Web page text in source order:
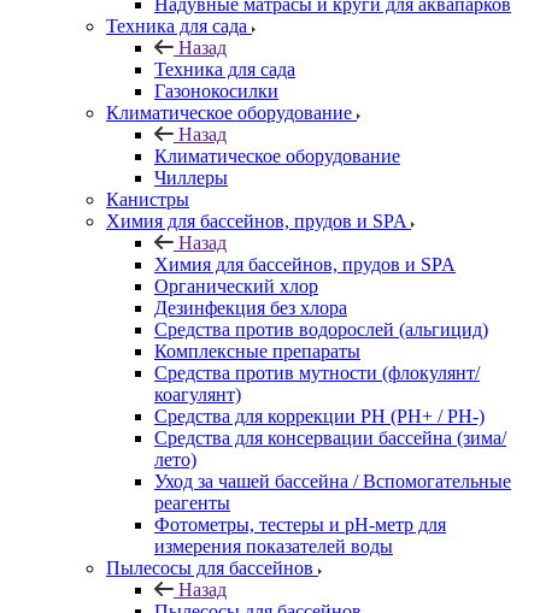
Надувные матрасы и круги для аквапарков
Техника для сада
Назад
Техника для сада
Газонокосилки
Климатическое оборудование
Назад
Климатическое оборудование
Чиллеры
Канистры
Химия для бассейнов, прудов и SPA
Назад
Химия для бассейнов, прудов и SPA
Органический хлор
Дезинфекция без хлора
Средства против водорослей (альгицид)
Комплексные препараты
Средства против мутности (флокулянт/
коагулянт)
Средства для коррекции PH (PH+ / PH-)
Средства для консервации бассейна (зима/
лето)
Уход за чашей бассейна / Вспомогательные
реагенты
Фотометры, тестеры и рН-метр для
измерения показателей воды
Пылесосы для бассейнов
Назад